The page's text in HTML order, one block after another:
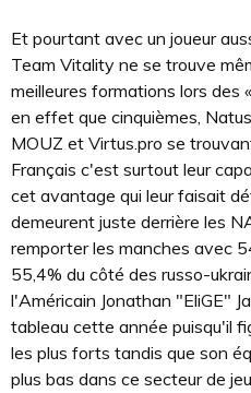
Et pourtant avec un joueur
Team Vitality ne se trouve
meilleures formations lors des «
en effet que cinquièmes,
MOUZ et Virtus.pro se
Français c'est surtout leur
cet avantage qui leur faisait
demeurent juste derrière les
remporter les manches avec
55,4% du côté des russo-
l'Américain Jonathan "EliGE"
tableau cette année puisqu'il
les plus forts tandis que son
plus bas dans ce secteur de